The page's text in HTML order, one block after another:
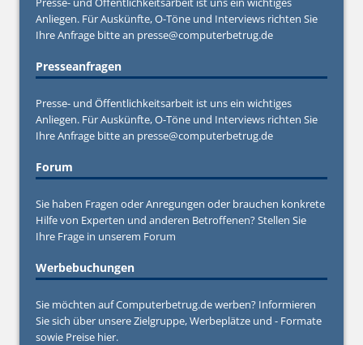
Anliegen. Für Auskünfte, O-Töne und Interviews richten Sie
Ihre Anfrage bitte an presse@computerbetrug.de
Presseanfragen
Presse- und Öffentlichkeitsarbeit ist uns ein wichtiges
Anliegen. Für Auskünfte, O-Töne und Interviews richten Sie
Ihre Anfrage bitte an presse@computerbetrug.de
Forum
Sie haben Fragen oder Anregungen oder brauchen konkrete
Hilfe von Experten und anderen Betroffenen? Stellen Sie
Ihre Frage in unserem Forum
Werbebuchungen
Sie möchten auf Computerbetrug.de werben? Informieren
Sie sich über unsere Zielgruppe, Werbeplätze und - Formate
sowie Preise hier.